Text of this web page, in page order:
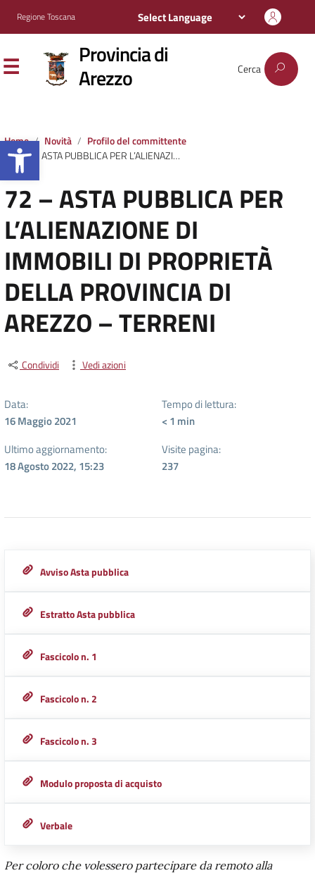
Apri la barra degli strumenti
Regione Toscana
Provincia di
Arezzo Cerca
Home Novità
Profilo del committente
72 – ASTA PUBBLICA PER L’ALIENAZIONE DI IMMOBILI DI PROPRIETÀ DELLA PROVINCIA DI AREZZO – TERRENI
72 – ASTA PUBBLICA PER
L’ALIENAZIONE DI
IMMOBILI DI PROPRIETÀ
DELLA PROVINCIA DI
AREZZO – TERRENI
Condividi Vedi azioni
Data:
16 Maggio 2021
Tempo di lettura:
< 1 min
Ultimo aggiornamento:
18 Agosto 2022, 15:23
Visite pagina:
237
Avviso Asta pubblica
Estratto Asta pubblica
Fascicolo n. 1
Fascicolo n. 2
Fascicolo n. 3
Modulo proposta di acquisto
Verbale
Per coloro che volessero partecipare da remoto alla